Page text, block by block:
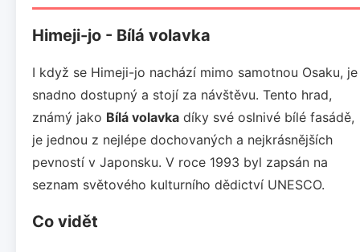
Himeji-jo - Bílá volavka
I když se Himeji-jo nachází mimo samotnou Osaku, je
snadno dostupný a stojí za návštěvu. Tento hrad,
známý jako Bílá volavka díky své oslnivé bílé fasádě,
je jednou z nejlépe dochovaných a nejkrásnějších
pevností v Japonsku. V roce 1993 byl zapsán na
seznam světového kulturního dědictví UNESCO.
Co vidět